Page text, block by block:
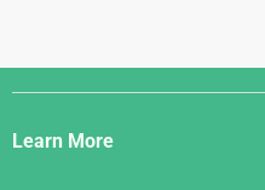
Django
Links
Learn More